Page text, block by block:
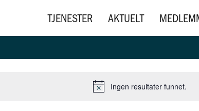
TJENESTER AKTUELT
Merknad
Ingen resultater funnet.